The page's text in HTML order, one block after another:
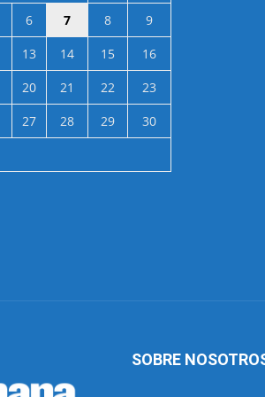
6 7 8
9
13 14 15
16
20 21 22
23
27 28 29
30
SOBRE